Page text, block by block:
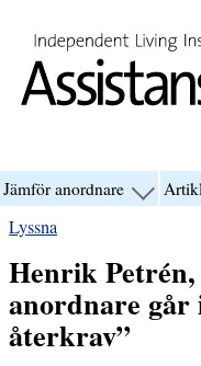
Jämför anordnare visa
Lyssna
Henrik
anordnare
återkrav”